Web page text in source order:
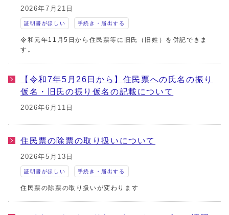
2026年7月21日
証明書がほしい 手続き・届出する
令和元年11月5日から住民票等に旧氏（旧姓）を併記できま
す。
【令和7年5月26日から】住民票への氏名の振り
仮名・旧氏の振り仮名の記載について
2026年6月11日
住民票の除票の取り扱いについて
2026年5月13日
証明書がほしい 手続き・届出する
住民票の除票の取り扱いが変わります